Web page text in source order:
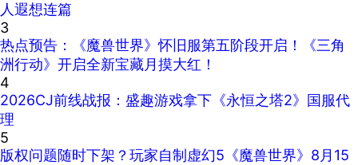
人遐想连篇
3
热点预告：《魔兽世界》怀旧服第五阶段开启！《三角
洲行动》开启全新宝藏月摸大红！
4
2026CJ前线战报：盛趣游戏拿下《永恒之塔2》国服代
理
5
版权问题随时下架？玩家自制虚幻5《魔兽世界》8月15